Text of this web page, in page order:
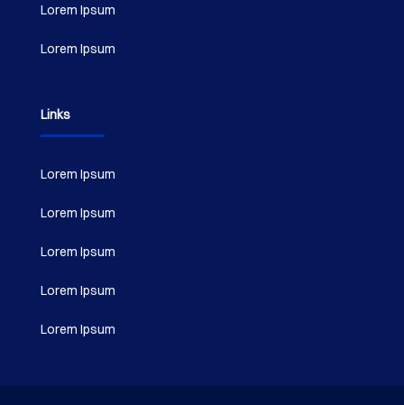
Lorem Ipsum
Lorem Ipsum
Links
Lorem Ipsum
Lorem Ipsum
Lorem Ipsum
Lorem Ipsum
Lorem Ipsum